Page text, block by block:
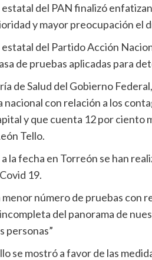
del PAN finalizó
y mayor preocupación el
del Partido Acción
de pruebas aplicadas para
de Salud del Gobierno
nacional con relación a los
y que cuenta 12 por ciento
Tello.
la fecha en Torreón se han
19.
menor número de pruebas con
del panorama de
personas”
se mostró a favor de las